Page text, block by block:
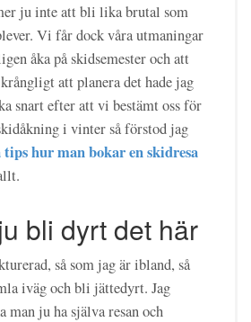
ju inte att bli lika brutal som
Vi får dock våra utmaningar
åka på skidsemester och att
att planera det hade jag
snart efter att vi bestämt oss för
i vinter så förstod jag
tips hur man bokar en skidresa
bli dyrt det här
så som jag är ibland, så
iväg och bli jättedyrt. Jag
man ju ha själva resan och